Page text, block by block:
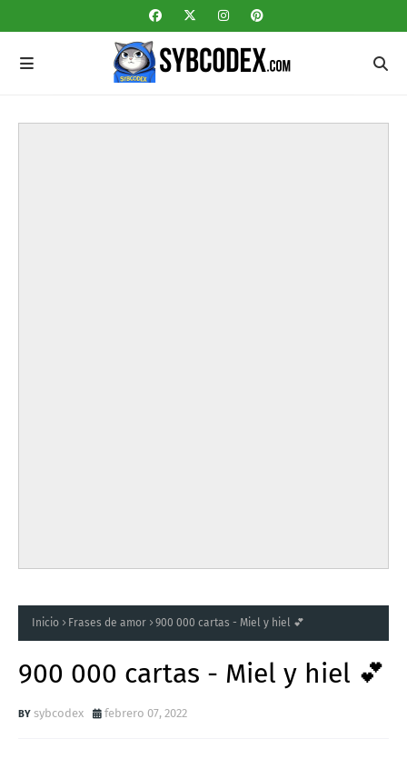
Inicio Frases de amor 900 000 cartas - Miel y hiel 💕
900 000 cartas - Miel y hiel 💕
sybcodex febrero 07, 2022